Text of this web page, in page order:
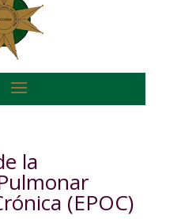
la
(EPOC)